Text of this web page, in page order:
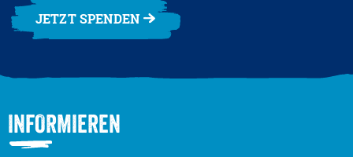
JETZT SPENDEN
INFORMIEREN